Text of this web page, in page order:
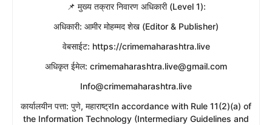
​📌 मुख्य तक्रार निवारण अधिकारी (Level 1):
​अधिकारी: आमीर मोहम्मद शेख (Editor & Publisher)
​वेबसाईट: https://crimemaharashtra.live
​अधिकृत ईमेल: crimemaharashtra.live@gmail.com
Info@crimemaharashtra.live
​कार्यालयीन पत्ता: पुणे, महाराष्ट्रIn accordance with Rule 11(2)(a) of
the Information Technology (Intermediary Guidelines and